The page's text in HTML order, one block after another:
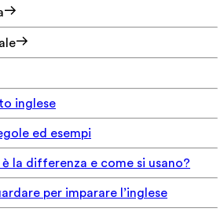
inglese
ed esempi
è la differenza e come si usano?
per imparare l’inglese